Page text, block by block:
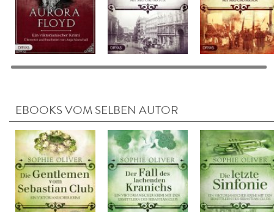
EBOOKS VOM SELBEN AUTOR